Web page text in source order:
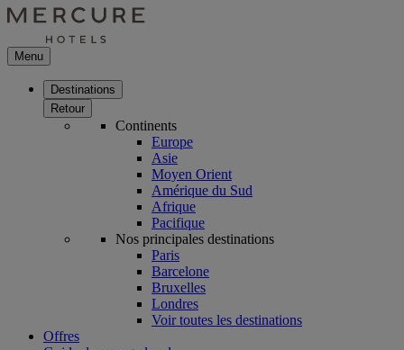
Menu
Destinations
Retour
Continents
Europe
Asie
Moyen Orient
Amérique du Sud
Afrique
Pacifique
Nos principales destinations
Paris
Barcelone
Bruxelles
Londres
Voir toutes les destinations
Offres